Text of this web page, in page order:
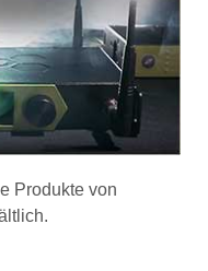
Produkte von